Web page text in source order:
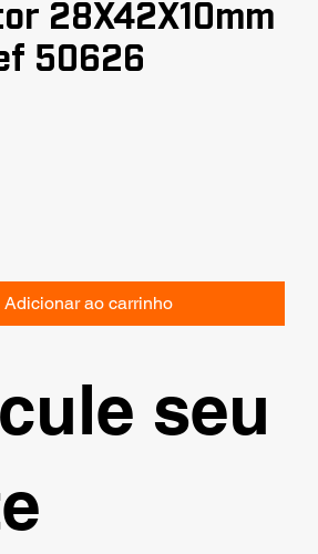
28X42X10mm
50626
Adicionar ao carrinho
seu